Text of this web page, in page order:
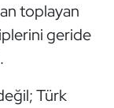
toplayan
geride
Türk